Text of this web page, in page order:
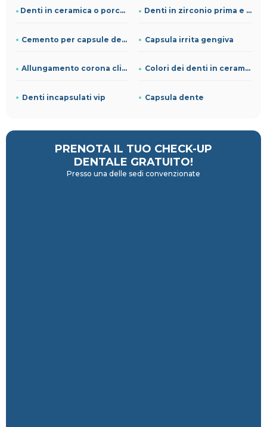
Denti in ceramica o porcellana prezzi Denti in zirconio prima e dopo
Cemento per capsule dentali Capsula irrita gengiva
Allungamento corona clinica Colori dei denti in ceramica
Denti incapsulati vip Capsula dente
PRENOTA IL TUO CHECK-UP
DENTALE GRATUITO!
Presso una delle sedi convenzionate